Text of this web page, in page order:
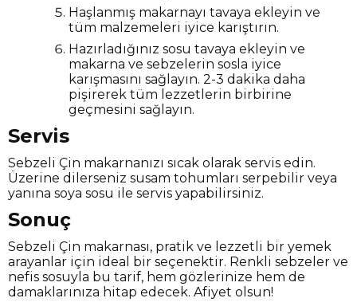
Haşlanmış makarnayı tavaya ekleyin ve
tüm malzemeleri iyice karıştırın.
Hazırladığınız sosu tavaya ekleyin ve
makarna ve sebzelerin sosla iyice
karışmasını sağlayın. 2-3 dakika daha
pişirerek tüm lezzetlerin birbirine
geçmesini sağlayın.
Servis
Sebzeli Çin makarnanızı sıcak olarak servis edin.
Üzerine dilerseniz susam tohumları serpebilir veya
yanına soya sosu ile servis yapabilirsiniz.
Sonuç
Sebzeli Çin makarnası, pratik ve lezzetli bir yemek
arayanlar için ideal bir seçenektir. Renkli sebzeler ve
nefis sosuyla bu tarif, hem gözlerinize hem de
damaklarınıza hitap edecek. Afiyet olsun!